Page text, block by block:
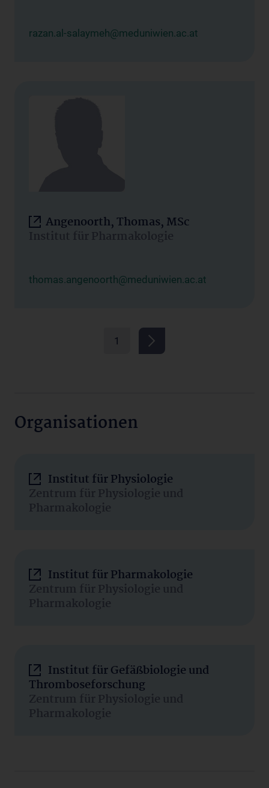
razan.al-salaymeh@meduniwien.ac.at
Angenoorth, Thomas, MSc
Institut für Pharmakologie
thomas.angenoorth@meduniwien.ac.at
1
Organisationen
Institut für Physiologie
Zentrum für Physiologie und
Pharmakologie
Institut für Pharmakologie
Zentrum für Physiologie und
Pharmakologie
Institut für Gefäßbiologie und
Thromboseforschung
Zentrum für Physiologie und
Pharmakologie